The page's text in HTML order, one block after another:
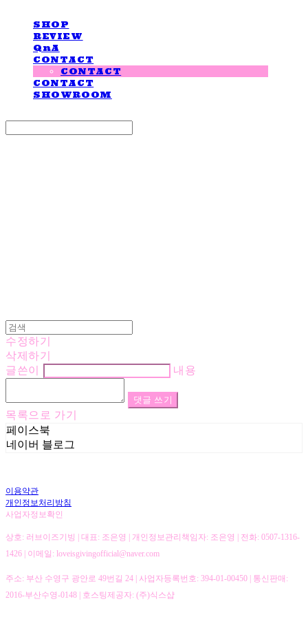
SHOP
REVIEW
QnA
CONTACT
CONTACT
CONTACT
SHOWROOM
수정하기
삭제하기
글쓴이
내용
댓글 쓰기
목록으로 가기
페이스북
네이버 블로그
이용약관
개인정보처리방침
사업자정보확인
상호: 러브이즈기빙 | 대표: 조은영 | 개인정보관리책임자: 조은영 | 전화: 0507-1316-
1426 | 이메일: loveisgivingofficial@naver.com
주소: 부산 수영구 광안로 49번길 24 | 사업자등록번호: 394-01-00450 | 통신판매:
2016-부산수영-0148 | 호스팅제공자: (주)식스샵